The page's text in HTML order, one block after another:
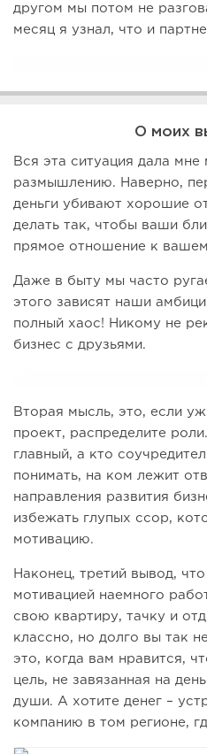
другом мы потом не
месяц я узнал, что и
О моих
Вся эта ситуация дала мне
размышлению. Наверно,
деньги убивают хорошие
делать так, чтобы ваши
прямое отношение к
Даже в быту мы часто
этого зависят наши
полный хаос! Никому не
бизнес с друзьями.
Вторая мысль, это, если
проект, распределите
главный, а кто
понимать, на ком лежит
направления развития
избежать глупых ссор,
мотивацию.
Наконец, третий вывод, что
мотивацией наемного
свою квартиру, тачку и
классно, но долго вы так
это, когда вам нравится,
цель, не завязанная на
души. А хотите денег –
компанию в том регионе,